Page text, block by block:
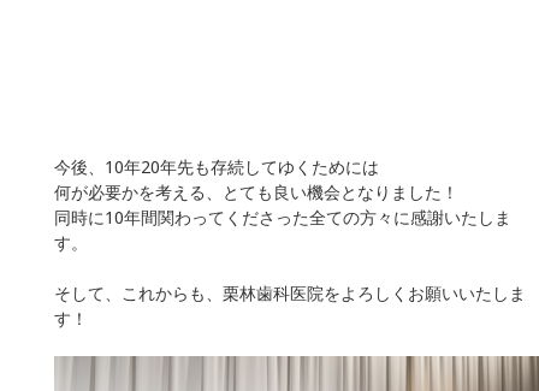
今後、10年20年先も存続してゆくためには
何が必要かを考える、とても良い機会となりました！
同時に10年間関わってくださった全ての方々に感謝いたしま
す。
そして、これからも、栗林歯科医院をよろしくお願いいたしま
す！